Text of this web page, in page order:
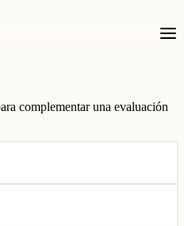
complementar una evaluación